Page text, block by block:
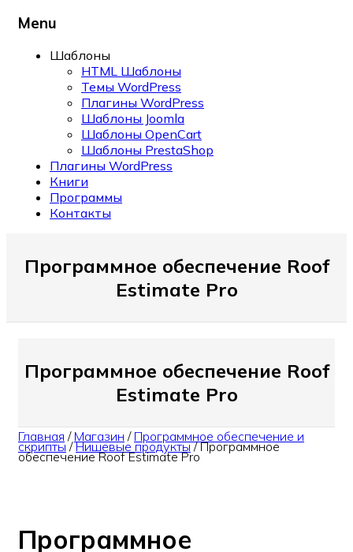
Menu
Шаблоны
HTML Шаблоны
Темы WordPress
Плагины WordPress
Шаблоны Joomla
Шаблоны OpenCart
Шаблоны PrestaShop
Плагины WordPress
Книги
Программы
Контакты
Программное обеспечение Roof
Estimate Pro
Программное обеспечение Roof
Estimate Pro
Главная / Магазин / Программное обеспечение и
скрипты/Нишевые продукты/Программное
обеспечение Roof Estimate Pro
Программное